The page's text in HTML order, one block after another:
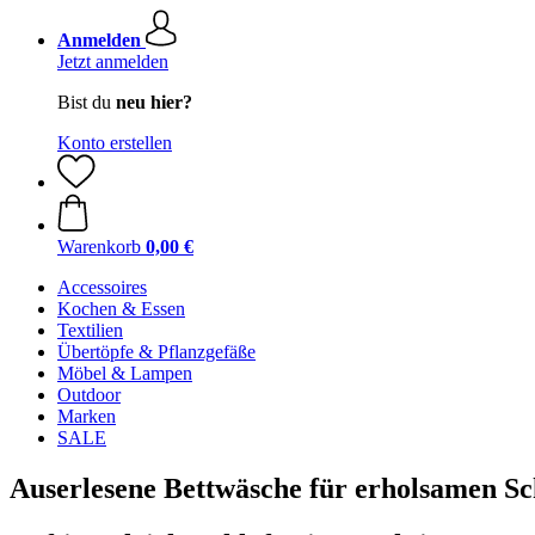
Anmelden
Jetzt anmelden
Bist du neu hier?
Konto erstellen
Warenkorb 0,00 €
Accessoires
Kochen & Essen
Textilien
Übertöpfe & Pflanzgefäße
Möbel & Lampen
Outdoor
Marken
SALE
Auserlesene Bettwäsche für erholsamen